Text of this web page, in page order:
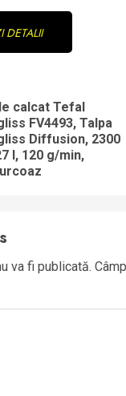
DETALII
calcat Tefal
FV4493, Talpa
Diffusion, 2300
l, 120 g/min,
va fi publicată.